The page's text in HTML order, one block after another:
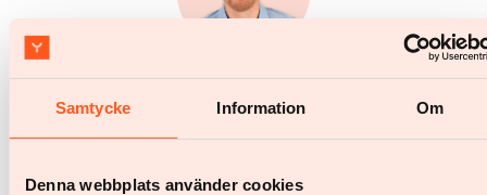
Samtycke Information Om
Denna webbplats använder cookies
Samuel Ask